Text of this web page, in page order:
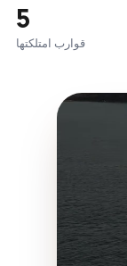
5
قوارب امتلكتها